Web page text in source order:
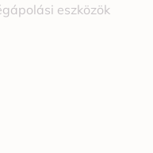
eszközök